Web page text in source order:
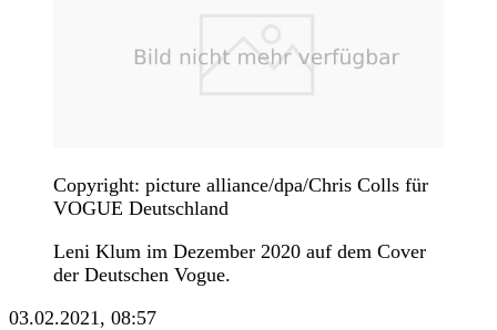
Copyright: picture alliance/dpa/Chris Colls für
VOGUE Deutschland
Leni Klum im Dezember 2020 auf dem Cover
der Deutschen Vogue.
03.02.2021, 08:57